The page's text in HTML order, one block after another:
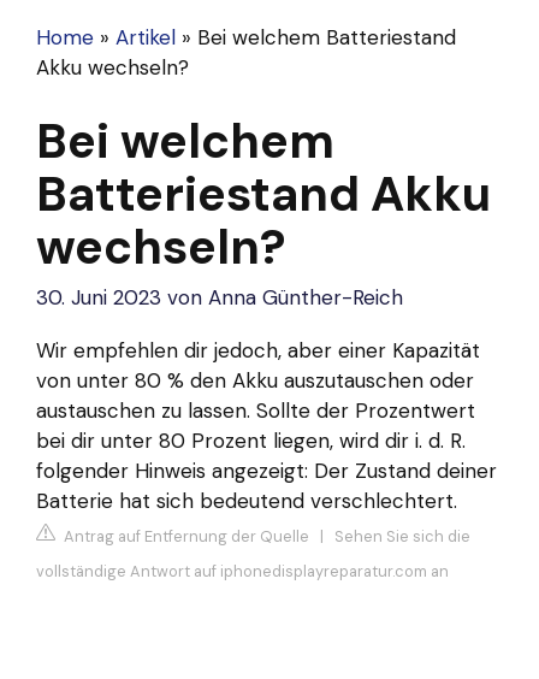
Home » Artikel » Bei welchem Batteriestand
Akku wechseln?
Bei welchem
Batteriestand Akku
wechseln?
30. Juni 2023 von Anna Günther-Reich
Wir empfehlen dir jedoch, aber einer Kapazität
von unter 80 % den Akku auszutauschen oder
austauschen zu lassen. Sollte der Prozentwert
bei dir unter 80 Prozent liegen, wird dir i. d. R.
folgender Hinweis angezeigt: Der Zustand deiner
Batterie hat sich bedeutend verschlechtert.
Antrag auf Entfernung der Quelle | Sehen Sie sich die
vollständige Antwort auf iphonedisplayreparatur.com an